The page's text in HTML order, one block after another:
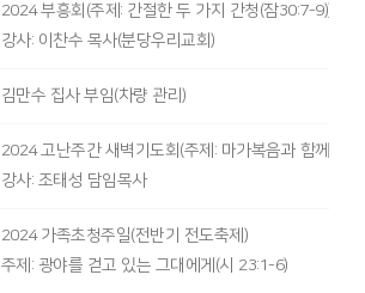
2024 부흥회(주제: 간절한 두 가지 간청(잠30:7-9))
강사: 이찬수 목사(분당우리교회)
김만수 집사 부임(차량 관리)
2024 고난주간 새벽기도회(주제: 마가복음과 함께하는
강사: 조태성 담임목사
2024 가족초청주일(전반기 전도축제)
주제: 광야를 걷고 있는 그대에게(시 23:1-6)